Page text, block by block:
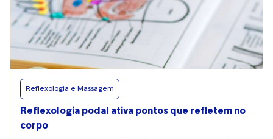
Reflexologia e Massagem
Reflexologia podal ativa pontos que refletem no
corpo